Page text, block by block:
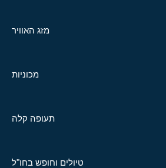
מזג האוויר
מכוניות
תעופה קלה
טיולים וחופש בחו"ל